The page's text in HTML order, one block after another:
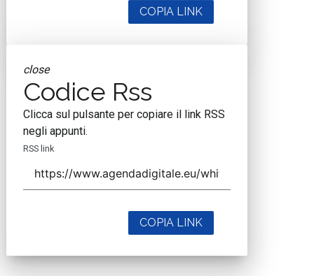
COPIA LINK
close
Codice Rss
Clicca sul pulsante per copiare il link RSS
negli appunti.
RSS link
COPIA LINK